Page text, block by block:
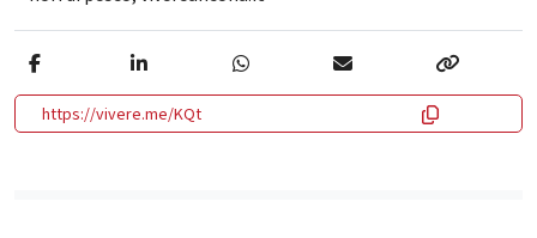
https://vivere.me/KQt